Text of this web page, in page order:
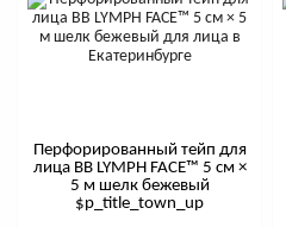
Перфорированный тейп для
лица BB LYMPH FACE™ 5 см ×
5 м шелк бежевый
$р_title_town_up